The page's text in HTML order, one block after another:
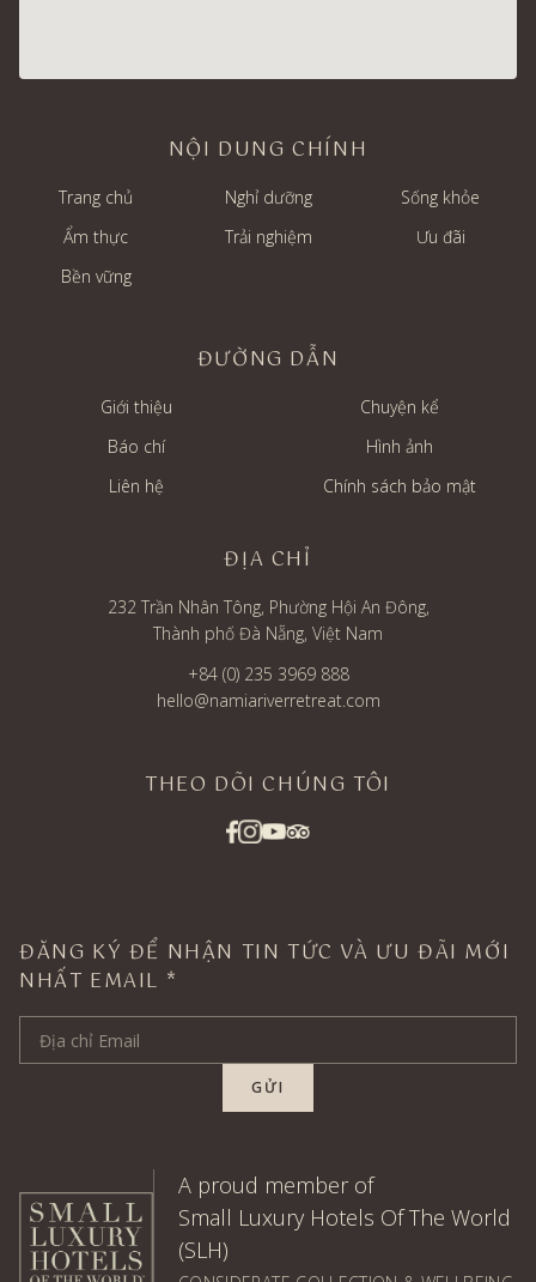
NỘI DUNG CHÍNH
Trang chủ Nghỉ dưỡng
Sống khỏe
Ẩm thực
Trải nghiệm
Ưu đãi
Bền vững
ĐƯỜNG DẪN
Giới thiệu
Chuyện kể
Báo chí
Hình ảnh
Liên hệ
Chính sách bảo mật
ĐỊA CHỈ
232 Trần Nhân Tông, Phường Hội An Đông,
Thành phố Đà Nẵng, Việt Nam
+84 (0) 235 3969 888
hello@namiariverretreat.com
THEO DÕI CHÚNG TÔI
ĐĂNG KÝ ĐỂ NHẬN TIN TỨC VÀ ƯU ĐÃI MỚI
NHẤT EMAIL *
Email Address
GỬI
A proud member of
Small Luxury Hotels Of The World
(SLH)